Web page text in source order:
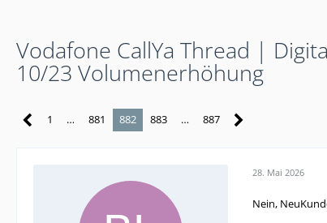
Vodafone CallYa Thread |
10/23 Volumenerhöhung
1 … 881 882 883 … 887
28. Mai 2026
Nein,